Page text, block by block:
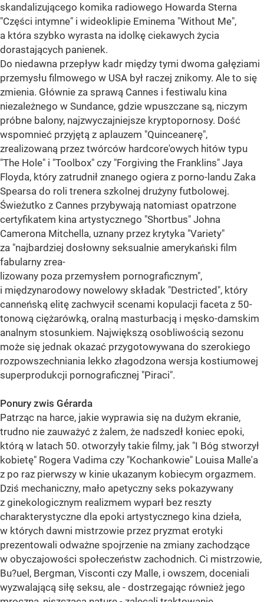
skandalizującego komika radiowego Howarda Sterna
"Części intymne" i wideoklipie Eminema "Without Me",
a która szybko wyrasta na idolkę ciekawych życia
dorastających panienek.
Do niedawna przepływ kadr między tymi dwoma gałęziami
przemysłu filmowego w USA był raczej znikomy. Ale to się
zmienia. Głównie za sprawą Cannes i festiwalu kina
niezależnego w Sundance, gdzie wpuszczane są, niczym
próbne balony, najzwyczajniejsze kryptopornosy. Dość
wspomnieć przyjętą z aplauzem "Quinceanerę",
zrealizowaną przez twórców hardcore'owych hitów typu
"The Hole" i "Toolbox" czy "Forgiving the Franklins" Jaya
Floyda, który zatrudnił znanego ogiera z porno-landu Zaka
Spearsa do roli trenera szkolnej drużyny futbolowej.
Świeżutko z Cannes przybywają natomiast opatrzone
certyfikatem kina artystycznego "Shortbus" Johna
Camerona Mitchella, uznany przez krytyka "Variety"
za "najbardziej dosłowny seksualnie amerykański film
fabularny zrea-
lizowany poza przemysłem pornograficznym",
i międzynarodowy nowelowy składak "Destricted", który
canneńską elitę zachwycił scenami kopulacji faceta z 50-
tonową ciężarówką, oralną masturbacją i męsko-damskim
analnym stosunkiem. Największą osobliwością sezonu
może się jednak okazać przygotowywana do szerokiego
rozpowszechniania lekko złagodzona wersja kostiumowej
superprodukcji pornograficznej "Piraci".
Ponury zwis Gérarda
Patrząc na harce, jakie wyprawia się na dużym ekranie,
trudno nie zauważyć z żalem, że nadszedł koniec epoki,
którą w latach 50. otworzyły takie filmy, jak "I Bóg stworzył
kobietę" Rogera Vadima czy "Kochankowie" Louisa Malle'a
z po raz pierwszy w kinie ukazanym kobiecym orgazmem.
Dziś mechaniczny, mało apetyczny seks pokazywany
z ginekologicznym realizmem wyparł bez reszty
charakterystyczne dla epoki artystycznego kina dzieła,
w których dawni mistrzowie przez pryzmat erotyki
prezentowali odważne spojrzenie na zmiany zachodzące
w obyczajowości społeczeństw zachodnich. Ci mistrzowie,
Bu?uel, Bergman, Visconti czy Malle, i owszem, doceniali
wyzwalającą siłę seksu, ale - dostrzegając również jego